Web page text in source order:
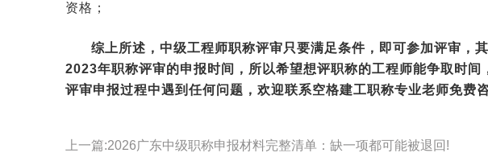
资格；
综上所述，中级工程师职称评审只要满足条件，即可参加评审，
2023年职称评审的申报时间，所以希望想评职称的工程师能争取时间
评审申报过程中遇到任何问题，欢迎联系空格建工职称专业老师免费咨
上一篇:2026广东中级职称申报材料完整清单：缺一项都可能被退回!